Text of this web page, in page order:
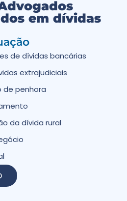
em dívidas
de dívidas bancárias
extrajudiciais
de penhora
da dívida rural